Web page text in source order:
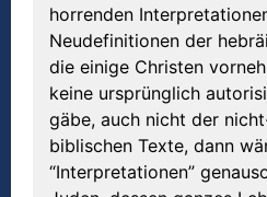
horrenden
Neudefinitionen der
die einige Christen
keine ursprünglich
gäbe, auch nicht der
biblischen Texte, dann
“Interpretationen”